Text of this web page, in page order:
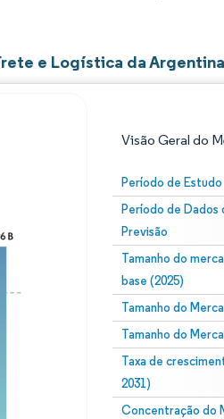
e Logística da Argentina
Visão Geral do
Período de Estudo
Período de Dados
Previsão
Tamanho do
base (2025)
Tamanho do
Tamanho do
Taxa de
2031)
Concentração do
O reuso requer atribuição conforme CC